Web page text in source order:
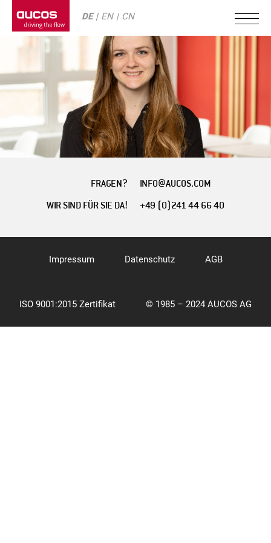
DE EN CN
FRAGEN?
WIR SIND FÜR SIE DA!
INFO@AUCOS.COM
+49 (0)241 44 66 40
Impressum Datenschutz AGB
ISO 9001:2015 Zertifikat © 1985 – 2024 AUCOS AG